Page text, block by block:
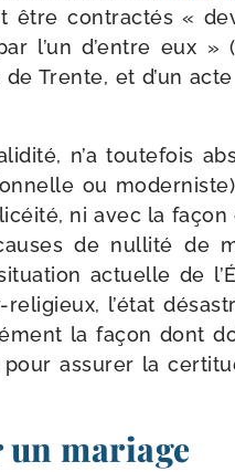
être contrac­tés «
l’un d’entre eux »
Trente, et d’un
n’a tou­te­fois
ou
ni avec la
de nul­li­té de
actuelle de
l’état
la façon dont
assu­rer la
mariage